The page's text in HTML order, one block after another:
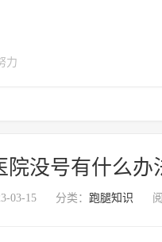
力
院没号有什么
03-15 分类： 跑腿知识